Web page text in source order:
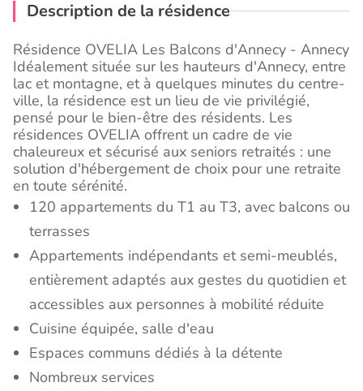
Description de la résidence
Résidence OVELIA Les Balcons d'Annecy - Annecy
Idéalement située sur les hauteurs d'Annecy, entre
lac et montagne, et à quelques minutes du centre-
ville, la résidence est un lieu de vie privilégié,
pensé pour le bien-être des résidents. Les
résidences OVELIA offrent un cadre de vie
chaleureux et sécurisé aux seniors retraités : une
solution d'hébergement de choix pour une retraite
en toute sérénité.
120 appartements du T1 au T3, avec balcons ou
terrasses
Appartements indépendants et semi-meublés,
entièrement adaptés aux gestes du quotidien et
accessibles aux personnes à mobilité réduite
Cuisine équipée, salle d'eau
Espaces communs dédiés à la détente
Nombreux services